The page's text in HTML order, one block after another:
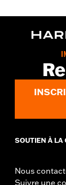
Dans la boîte:
SOUTIEN À LA
Nous
Suivre une